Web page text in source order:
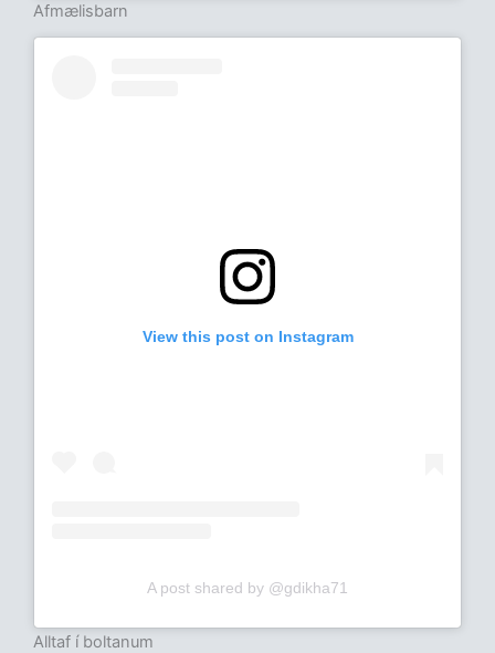
Afmælisbarn
View this post on Instagram
A post shared by @gdikha71
Alltaf í boltanum